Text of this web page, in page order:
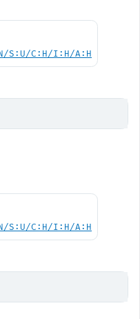
S:U/C:H/I:H/A:H
S:U/C:H/I:H/A:H